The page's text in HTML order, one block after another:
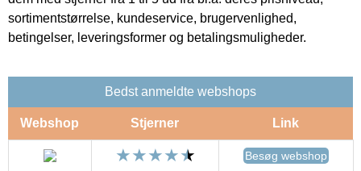
sortimentstørrelse, kundeservice, brugervenlighed,
betingelser, leveringsformer og betalingsmuligheder.
Bedst anmeldte webshops
Webshop Stjerner Link
Besøg webshop